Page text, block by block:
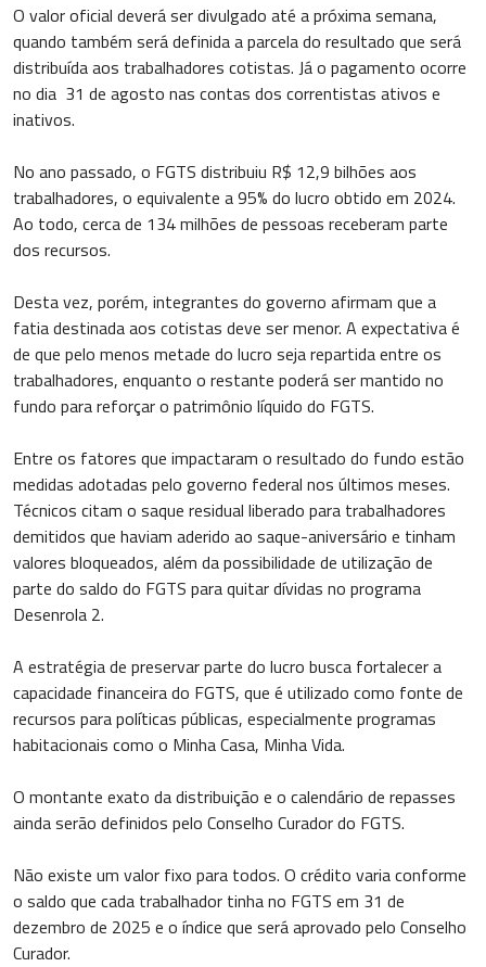
O valor oficial deverá ser divulgado até a próxima semana,
quando também será definida a parcela do resultado que será
distribuída aos trabalhadores cotistas. Já o pagamento ocorre
no dia 31 de agosto nas contas dos correntistas ativos e
inativos.
No ano passado, o FGTS distribuiu R$ 12,9 bilhões aos
trabalhadores, o equivalente a 95% do lucro obtido em 2024.
Ao todo, cerca de 134 milhões de pessoas receberam parte
dos recursos.
Desta vez, porém, integrantes do governo afirmam que a
fatia destinada aos cotistas deve ser menor. A expectativa é
de que pelo menos metade do lucro seja repartida entre os
trabalhadores, enquanto o restante poderá ser mantido no
fundo para reforçar o patrimônio líquido do FGTS.
Entre os fatores que impactaram o resultado do fundo estão
medidas adotadas pelo governo federal nos últimos meses.
Técnicos citam o saque residual liberado para trabalhadores
demitidos que haviam aderido ao saque-aniversário e tinham
valores bloqueados, além da possibilidade de utilização de
parte do saldo do FGTS para quitar dívidas no programa
Desenrola 2.
A estratégia de preservar parte do lucro busca fortalecer a
capacidade financeira do FGTS, que é utilizado como fonte de
recursos para políticas públicas, especialmente programas
habitacionais como o Minha Casa, Minha Vida.
O montante exato da distribuição e o calendário de repasses
ainda serão definidos pelo Conselho Curador do FGTS.
Não existe um valor fixo para todos. O crédito varia conforme
o saldo que cada trabalhador tinha no FGTS em 31 de
dezembro de 2025 e o índice que será aprovado pelo Conselho
Curador.